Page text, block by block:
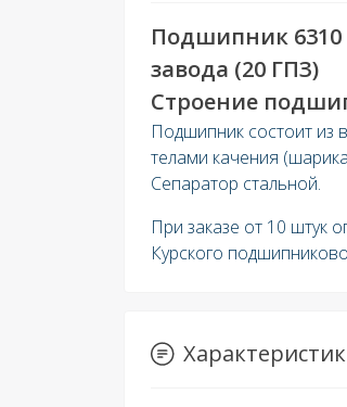
Подшипник 6310
завода (20 ГПЗ)
Строение
Подшипник состоит из
телами качения
Сепаратор стальной.
При заказе от 10 штук
Курского